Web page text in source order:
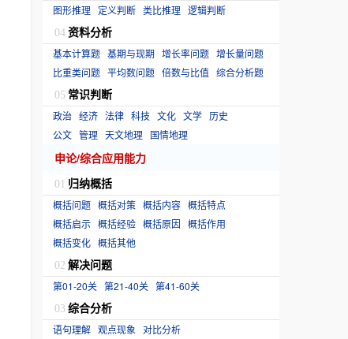
图形推理 定义判断 类比推理 逻辑判断
04 资料分析
基本计算题 基期与现期 增长率问题 增长量问题
比重类问题 平均数问题 倍数与比值 综合分析题
05 常识判断
政治 经济 法律 科技 文化 文学 历史
公文 管理 天文地理 国情地理
申论/综合应用能力
01 归纳概括
概括问题 概括对策 概括内容 概括特点
概括启示 概括经验 概括原因 概括作用
概括变化 概括其他
02 解决问题
第01-20关 第21-40关 第41-60关
03 综合分析
语句理解 观点现象 对比分析